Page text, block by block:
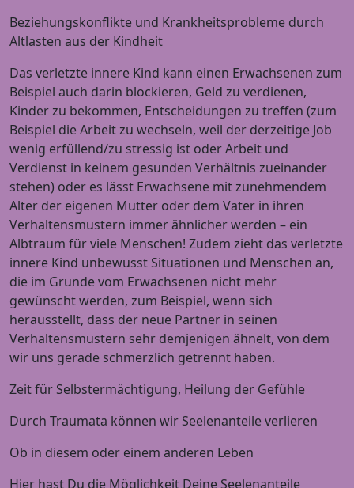
Beziehungskonflikte und Krankheitsprobleme durch
Altlasten aus der Kindheit
Das verletzte innere Kind kann einen Erwachsenen zum
Beispiel auch darin blockieren, Geld zu verdienen,
Kinder zu bekommen, Entscheidungen zu treffen (zum
Beispiel die Arbeit zu wechseln, weil der derzeitige Job
wenig erfüllend/zu stressig ist oder Arbeit und
Verdienst in keinem gesunden Verhältnis zueinander
stehen) oder es lässt Erwachsene mit zunehmendem
Alter der eigenen Mutter oder dem Vater in ihren
Verhaltensmustern immer ähnlicher werden – ein
Albtraum für viele Menschen! Zudem zieht das verletzte
innere Kind unbewusst Situationen und Menschen an,
die im Grunde vom Erwachsenen nicht mehr
gewünscht werden, zum Beispiel, wenn sich
herausstellt, dass der neue Partner in seinen
Verhaltensmustern sehr demjenigen ähnelt, von dem
wir uns gerade schmerzlich getrennt haben.
Zeit für Selbstermächtigung, Heilung der Gefühle
Durch Traumata können wir Seelenanteile verlieren
Ob in diesem oder einem anderen Leben
Hier hast Du die Möglichkeit Deine Seelenanteile